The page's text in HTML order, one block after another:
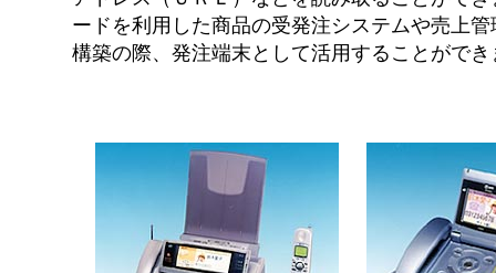
ードを利用した商品の受発注システムや売上
構築の際、発注端末として活用することができ